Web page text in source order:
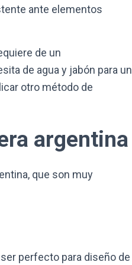
ante elementos
de un
de agua y jabón para un
otro método de
argentina
que son muy
perfecto para diseño de